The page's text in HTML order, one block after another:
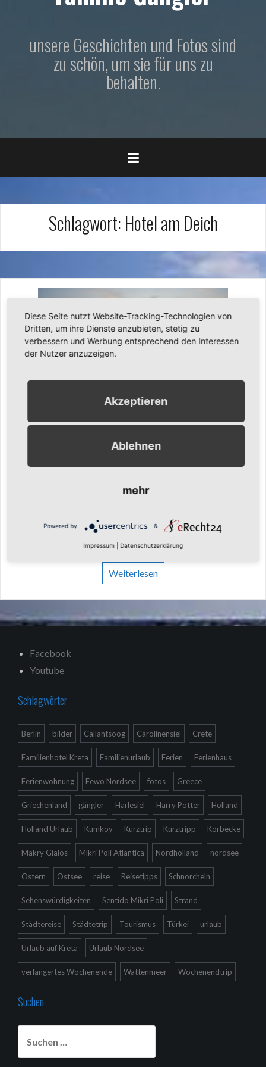
unsere Geschichten und Fotos sind
zu schön, um sie für uns zu
behalten.
Schlagwort: Hotel am Deich
Urlaub in Norddeich
Einen zwar mit 4 Tagen kurzen, aber nicht minder schönen
Zeit vom 29.07.-02.08.2009 im „Hotel am Deich“ in
Norddeich. Das Wetter war sehr wechselhaft, von Sturm
Weiterlesen
Facebook
Youtube
Schlagwörter
Berlin bilder Callantsoog Carolinensiel Crete
Familienhotel Kreta Familienurlaub Ferien Ferienhaus
Ferienwohnung Fewo Nordsee fotos Greece
Griechenland gängler Harlesiel Harry Potter Holland
Holland Urlaub Kumköy Kurztrip Kurztripp Körbecke
Makry Gialos Mikri Poli Atlantica Nordholland nordsee
Ostern Ostsee reise Reisetipps Schnorcheln
Sehenswürdigkeiten Sentido Mikri Poli Strand
Städtereise Städtetrip Tourismus Türkei urlaub
Urlaub auf Kreta Urlaub Nordsee
verlängertes Wochenende Wattenmeer Wochenendtrip
Suchen
nach:
Diese Seite nutzt Website-Tracking-Technologien von
Dritten, um ihre Dienste anzubieten, stetig zu
verbessern und Werbung entsprechend den Interessen
der Nutzer anzuzeigen.
Akzeptieren
Ablehnen
mehr
Powered by &
Impressum Datenschutzerklärung